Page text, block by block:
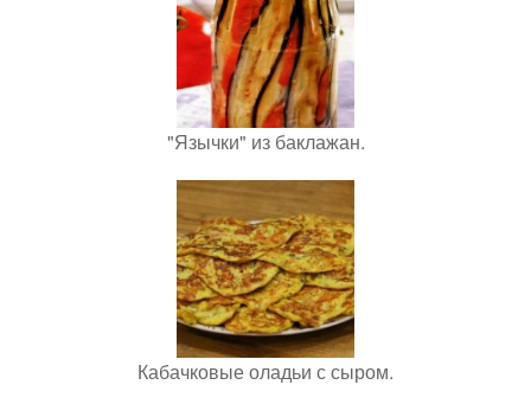
"Язычки" из баклажан.
Кабачковые оладьи с сыром.